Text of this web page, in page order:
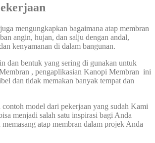
mengungkapkan bagaimana atap membran
angin, hujan, dan salju dengan andal,
kenyamanan di dalam bangunan.
dan bentuk yang sering di gunakan untuk
, pengaplikasian Kanopi Membran ini
dan tidak memakan banyak tempat dan
model dari pekerjaan yang sudah Kami
menjadi salah satu inspirasi bagi Anda
atap membran dalam projek Anda